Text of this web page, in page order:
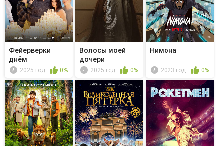
Фейерверки
днём
2025 год 0%
Волосы моей
дочери
2025 год 0%
Нимона
2023 год 0%